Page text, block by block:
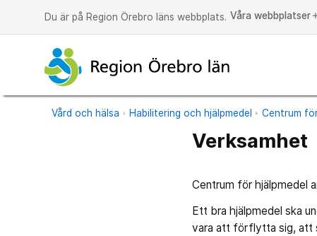
Du är på Region Örebro läns webbplats. Våra webbplatser
Vård och hälsa Habilitering och hjälpmedel Centrum
Verksamhet
Centrum för hjälpmedel
Ett bra hjälpmedel ska
vara att förflytta sig, att